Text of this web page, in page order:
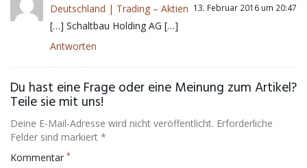
Deutschland | Trading – Aktien 13. Februar 2016 um 20:47
[…] Schaltbau Holding AG […]
Antworten
Du hast eine Frage oder eine Meinung zum Artikel?
Teile sie mit uns!
Deine E-Mail-Adresse wird nicht veröffentlicht. Erforderliche
Felder sind markiert *
Kommentar *